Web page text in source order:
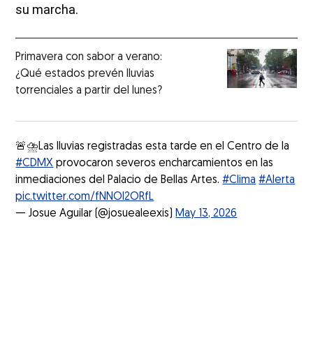
su marcha.
Primavera con sabor a verano:
¿Qué estados prevén lluvias
torrenciales a partir del lunes?
🚨⛈️Las lluvias registradas esta tarde en el Centro de la
#CDMX provocaron severos encharcamientos en las
inmediaciones del Palacio de Bellas Artes.#Clima #Alerta
pic.twitter.com/fNNOI2ORfL
— Josue Aguilar (@josuealeexis) May 13, 2026